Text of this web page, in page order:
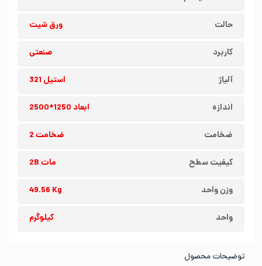
حالت ورق شیت
کاربرد صنعتی
آلیاژ استیل 321
اندازه ابعاد 1250*2500
ضخامت ضخامت 2
کیفیت سطح مات 2B
وزن واحد 49.56 Kg
واحد کیلوگرم
توضیحات محصول